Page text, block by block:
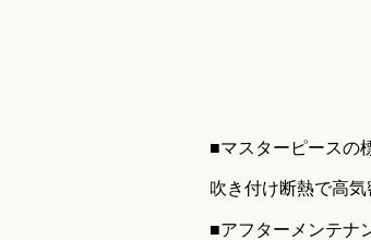
■マスターピースの
吹き付け断熱で高
■アフターメンテナ